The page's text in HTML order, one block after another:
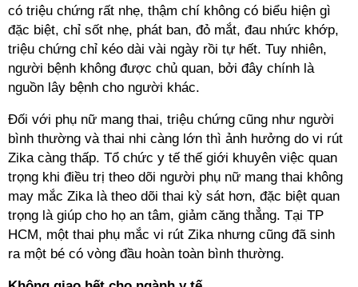
có triệu chứng rất nhẹ, thậm chí không có biểu hiện gì
đặc biệt, chỉ sốt nhẹ, phát ban, đỏ mắt, đau nhức khớp,
triệu chứng chỉ kéo dài vài ngày rồi tự hết. Tuy nhiên,
người bệnh không được chủ quan, bởi đây chính là
nguồn lây bệnh cho người khác.
Đối với phụ nữ mang thai, triệu chứng cũng như người
bình thường và thai nhi càng lớn thì ảnh hưởng do vi rút
Zika càng thấp. Tổ chức y tế thế giới khuyên việc quan
trọng khi điều trị theo dõi người phụ nữ mang thai không
may mắc Zika là theo dõi thai kỳ sát hơn, đặc biệt quan
trọng là giúp cho họ an tâm, giảm căng thẳng. Tại TP
HCM, một thai phụ mắc vi rút Zika nhưng cũng đã sinh
ra một bé có vòng đầu hoàn toàn bình thường.